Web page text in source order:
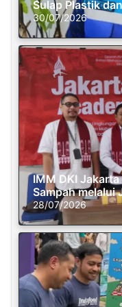
Sulap Plastik
30/07/2026
IMM DKI
Sampah melalui
28/07/2026